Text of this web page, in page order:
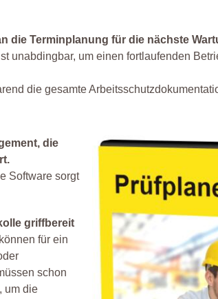
die Terminplanung für die nächste
unabdingbar, um einen fortlaufenden
die gesamte
die
Software sorgt
griffbereit
für ein
schon
um die